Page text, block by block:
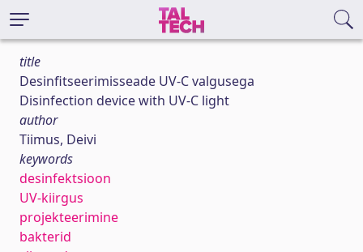
title
Desinfitseerimisseade UV-C valgusega
Disinfection device with UV-C light
author
Tiimus, Deivi
keywords
desinfektsioon
UV-kiirgus
projekteerimine
bakterid